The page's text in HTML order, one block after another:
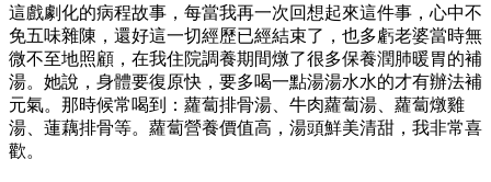
這戲劇化的病程故事，每當我再一次回想起來這件事，心中不
免五味雜陳，還好這一切經歷已經結束了，也多虧老婆當時無
微不至地照顧，在我住院調養期間燉了很多保養潤肺暖胃的補
湯。她說，身體要復原快，要多喝一點湯湯水水的才有辦法補
元氣。那時候常喝到：蘿蔔排骨湯、牛肉蘿蔔湯、蘿蔔燉雞
湯、蓮藕排骨等。蘿蔔營養價值高，湯頭鮮美清甜，我非常喜
歡。